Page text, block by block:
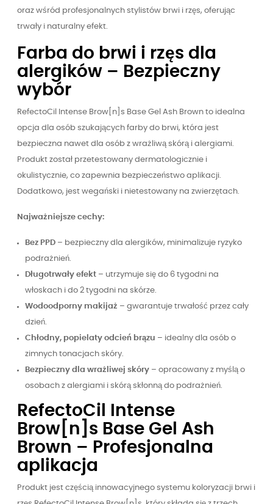
oraz wśród profesjonalnych stylistów brwi i rzęs, oferując
trwały i naturalny efekt.
Farba do brwi i rzęs dla
alergików – Bezpieczny
wybór
RefectoCil Intense Brow[n]s Base Gel Ash Brown to idealna
opcja dla osób szukających farby do brwi, która jest
bezpieczna nawet dla osób z wrażliwą skórą i alergiami.
Produkt został przetestowany dermatologicznie i
okulistycznie, co zapewnia bezpieczeństwo aplikacji.
Dodatkowo, jest wegański i nietestowany na zwierzętach.
Najważniejsze cechy:
Bez PPD – bezpieczny dla alergików, minimalizuje ryzyko
podrażnień.
Długotrwały efekt – utrzymuje się do 6 tygodni na
włoskach i do 2 tygodni na skórze.
Wodoodporny makijaż – gwarantuje trwałość przez cały
dzień.
Chłodny, popielaty odcień brązu – idealny dla osób o
zimnych tonacjach skóry.
Bezpieczny dla wrażliwej skóry – opracowany z myślą o
osobach z alergiami i skórą skłonną do podrażnień.
RefectoCil Intense
Brow[n]s Base Gel Ash
Brown – Profesjonalna
aplikacja
Produkt jest częścią innowacyjnego systemu koloryzacji brwi i